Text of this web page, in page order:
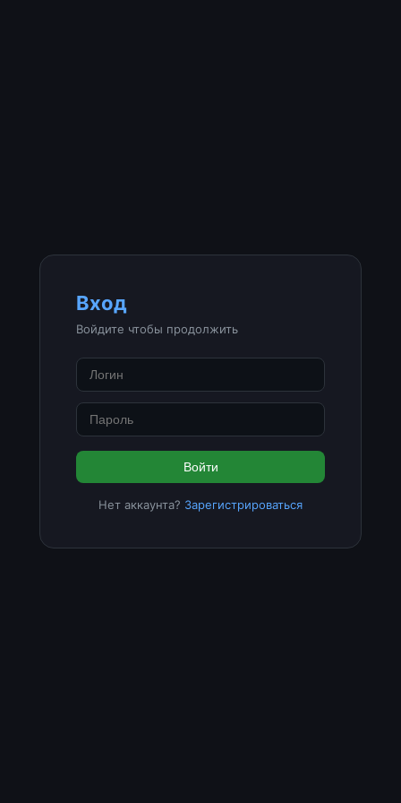
Вход
Войдите чтобы продолжить
Войти
Нет аккаунта? Зарегистрироваться